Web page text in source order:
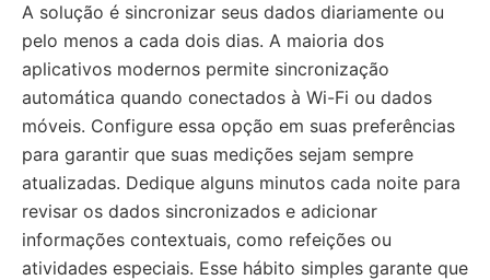
A solução é sincronizar seus dados diariamente ou
pelo menos a cada dois dias. A maioria dos
aplicativos modernos permite sincronização
automática quando conectados à Wi-Fi ou dados
móveis. Configure essa opção em suas preferências
para garantir que suas medições sejam sempre
atualizadas. Dedique alguns minutos cada noite para
revisar os dados sincronizados e adicionar
informações contextuais, como refeições ou
atividades especiais. Esse hábito simples garante que